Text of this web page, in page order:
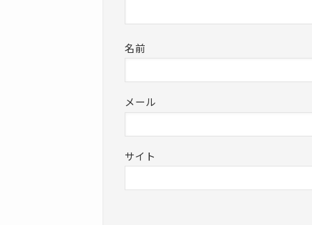
名前
メール
サイト